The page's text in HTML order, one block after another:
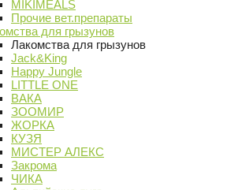
MIKIMEALS
Прочие вет.препараты
для грызунов
Лакомства для грызунов
Jack&King
Happy Jungle
LITTLE ONE
ВАКА
ЗООМИР
ЖОРКА
КУЗЯ
МИСТЕР АЛЕКС
Закрома
ЧИКА